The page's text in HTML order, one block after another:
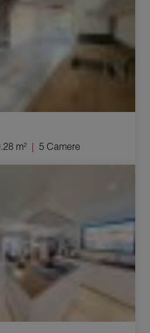
m² 5 Camere